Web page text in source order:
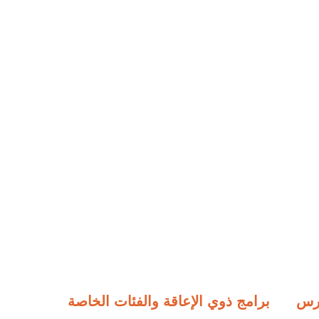
برامج ذوي الإعاقة والفئات الخاصة